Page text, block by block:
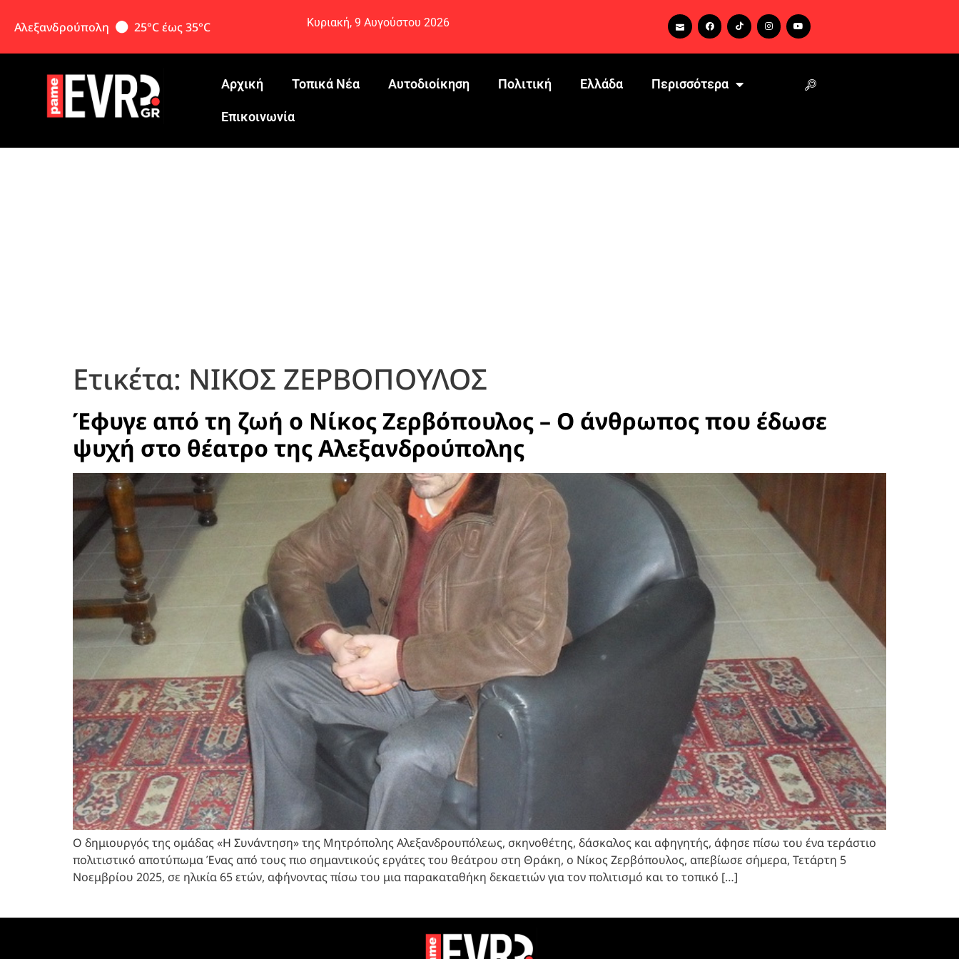
Αλεξανδρούπολη 25°C έως 35°C Κυριακή, 9 Αυγούστου 2026
Αρχική Τοπικά Νέα Αυτοδιοίκηση Πολιτική Ελλάδα Περισσότερα
Eπικοινωνία
Ετικέτα: ΝΙΚΟΣ ΖΕΡΒΟΠΟΥΛΟΣ
Έφυγε από τη ζωή ο Νίκος Ζερβόπουλος – Ο άνθρωπος που έδωσε
ψυχή στο θέατρο της Αλεξανδρούπολης
Ο δημιουργός της ομάδας «Η Συνάντηση» της Μητρόπολης Αλεξανδρουπόλεως, σκηνοθέτης, δάσκαλος και αφηγητής, άφησε πίσω του ένα τεράστιο
πολιτιστικό αποτύπωμα Ένας από τους πιο σημαντικούς εργάτες του θεάτρου στη Θράκη, ο Νίκος Ζερβόπουλος, απεβίωσε σήμερα, Τετάρτη 5
Νοεμβρίου 2025, σε ηλικία 65 ετών, αφήνοντας πίσω του μια παρακαταθήκη δεκαετιών για τον πολιτισμό και το τοπικό […]